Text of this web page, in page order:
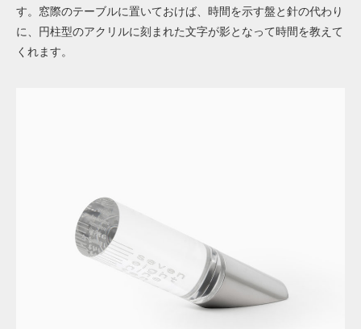
す。窓際のテーブルに置いておけば、時間を示す盤と針の代わり
に、円柱型のアクリルに刻まれた文字が影となって時間を教えて
くれます。